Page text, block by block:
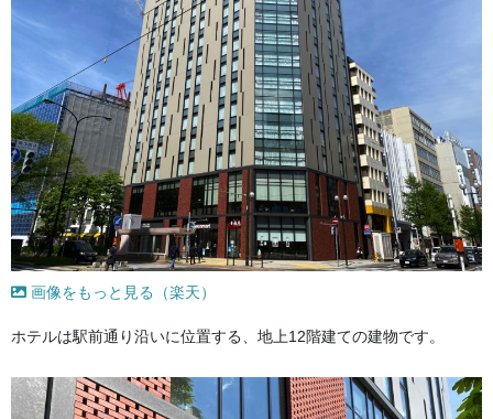
画像をもっと見る（楽天）
ホテルは駅前通り沿いに位置する、地上12階建ての建物です。